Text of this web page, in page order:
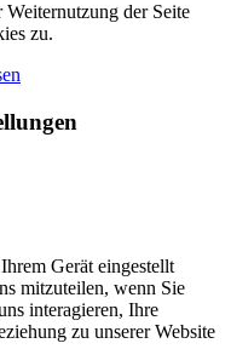
der Seite
zu.
Gerät eingestellt
mitzuteilen, wenn Sie
interagieren, Ihre
zu unserer Website